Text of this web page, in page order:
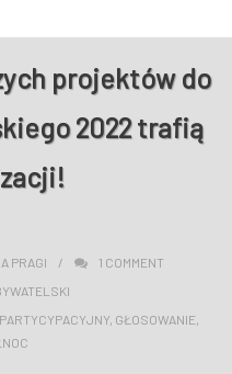
projektów do
2022 trafią
PRAGI 1 COMMENT
, GŁOSOWANIE,